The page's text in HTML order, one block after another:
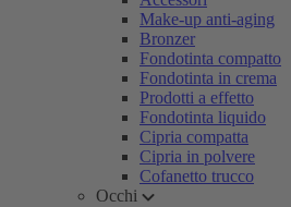
Make-up anti-aging
Bronzer
Fondotinta compatto
Fondotinta in crema
Prodotti a effetto
Fondotinta liquido
Cipria compatta
Cipria in polvere
Cofanetto trucco
Occhi